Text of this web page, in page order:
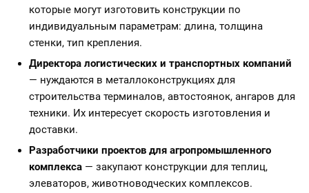
которые могут изготовить конструкции по
индивидуальным параметрам: длина, толщина
стенки, тип крепления.
Директора логистических и транспортных компаний
— нуждаются в металлоконструкциях для
строительства терминалов, автостоянок, ангаров для
техники. Их интересует скорость изготовления и
доставки.
Разработчики проектов для агропромышленного
комплекса — закупают конструкции для теплиц,
элеваторов, животноводческих комплексов.